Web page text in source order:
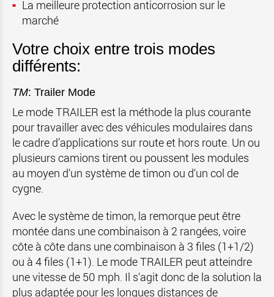
La meilleure protection anticorrosion sur le
marché
Votre choix entre trois modes
différents:
TM: Trailer Mode
Le mode TRAILER est la méthode la plus courante
pour travailler avec des véhicules modulaires dans
le cadre d’applications sur route et hors route. Un ou
plusieurs camions tirent ou poussent les modules
au moyen d‘un système de timon ou d‘un col de
cygne.
Avec le système de timon, la remorque peut être
montée dans une combinaison à 2 rangées, voire
côte à côte dans une combinaison à 3 files (1+1/2)
ou à 4 files (1+1). Le mode TRAILER peut atteindre
une vitesse de 50 mph. Il s‘agit donc de la solution la
plus adaptée pour les longues distances de